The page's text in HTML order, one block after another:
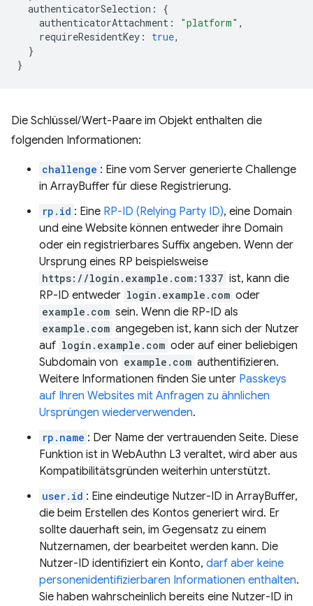
authenticatorSelection :
{
authenticatorAttachment : "platform" ,
requireResidentKey : true,
}
}
Die Schlüssel/Wert-Paare im Objekt enthalten die
folgenden Informationen:
challenge : Eine vom Server generierte Challenge
in ArrayBuffer für diese Registrierung.
rp.id : Eine RP-ID (Relying Party ID), eine Domain
und eine Website können entweder ihre Domain
oder ein registrierbares Suffix angeben. Wenn der
Ursprung eines RP beispielsweise
https://login.example.com:1337 ist, kann die
RP-ID entweder login.example.com oder
example.com sein. Wenn die RP-ID als
example.com angegeben ist, kann sich der Nutzer
auf login.example.com oder auf einer beliebigen
Subdomain von example.com authentifizieren.
Weitere Informationen finden Sie unter Passkeys
auf Ihren Websites mit Anfragen zu ähnlichen
Ursprüngen wiederverwenden.
rp.name : Der Name der vertrauenden Seite. Diese
Funktion ist in WebAuthn L3 veraltet, wird aber aus
Kompatibilitätsgründen weiterhin unterstützt.
user.id : Eine eindeutige Nutzer-ID in ArrayBuffer,
die beim Erstellen des Kontos generiert wird. Er
sollte dauerhaft sein, im Gegensatz zu einem
Nutzernamen, der bearbeitet werden kann. Die
Nutzer-ID identifiziert ein Konto, darf aber keine
personenidentifizierbaren Informationen enthalten.
Sie haben wahrscheinlich bereits eine Nutzer-ID in